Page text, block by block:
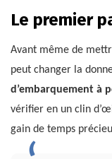
Le premier
Avant même de
peut changer la
d’embarquement à
vérifier en un clin
gain de temps